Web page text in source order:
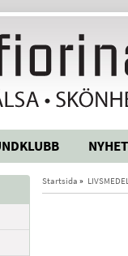
Startsida » LIVSMEDEL